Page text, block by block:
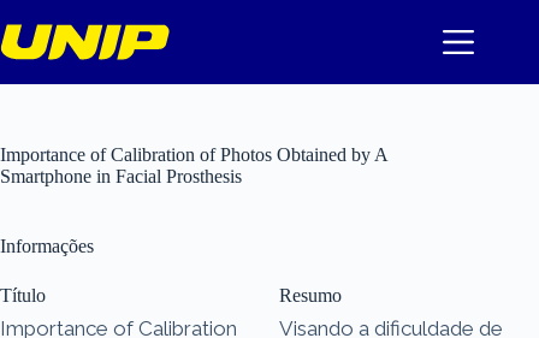
para
o
Importance of Calibration of Photos Obtained by A
Smartphone in Facial Prosthesis
Informações
Título
Importance of Calibration
Resumo
Visando a dificuldade de